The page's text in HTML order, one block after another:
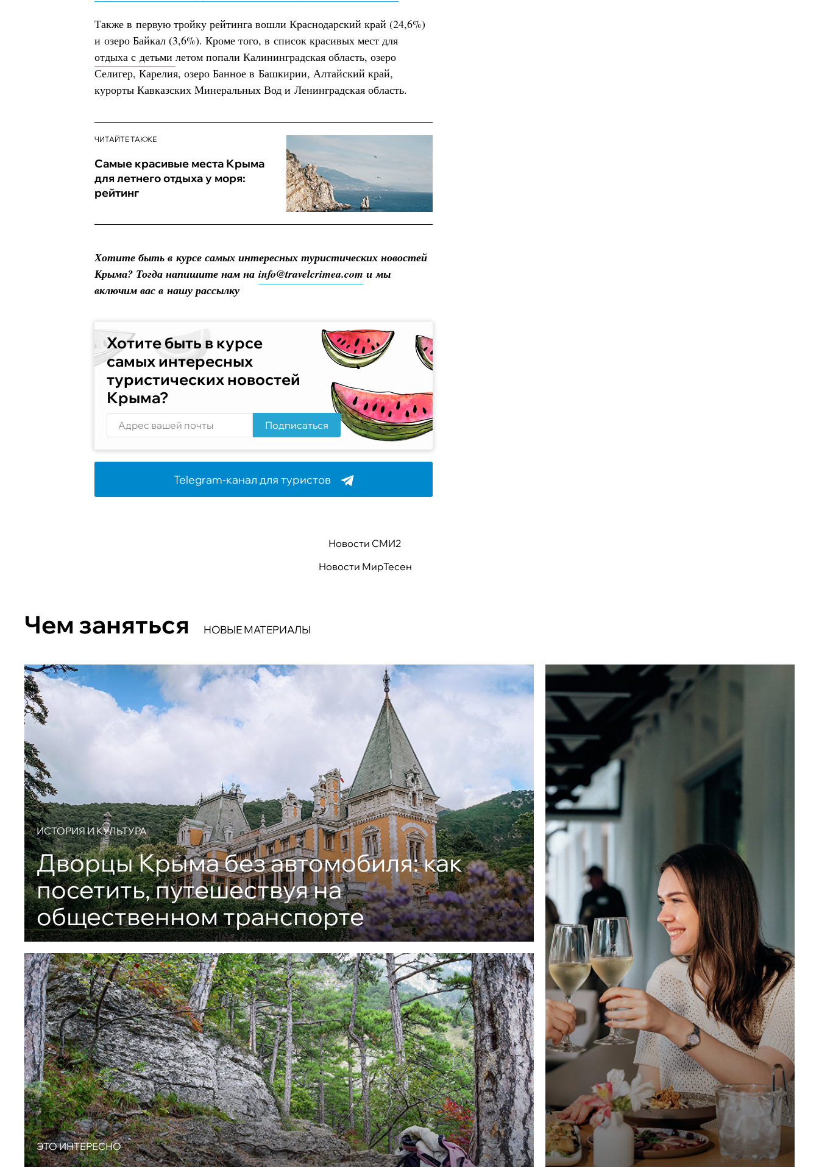
Также в первую тройку рейтинга вошли Краснодарский край (24,6%)
и озеро Байкал (3,6%). Кроме того, в список красивых мест для
отдыха с детьми летом попали Калининградская область, озеро
Селигер, Карелия, озеро Банное в Башкирии, Алтайский край,
курорты Кавказских Минеральных Вод и Ленинградская область.
ЧИТАЙТЕ ТАКЖЕ
Самые красивые места Крыма
для летнего отдыха у моря:
рейтинг
Хотите быть в курсе самых интересных туристических новостей
Крыма? Тогда напишите нам на info@travelcrimea.com и мы
включим вас в нашу рассылку
Хотите быть в курсе
самых интересных
туристических новостей
Крыма?
Подписаться
Telegram-канал для туристов
Новости СМИ2
Новости МирТесен
Чем заняться НОВЫЕ МАТЕРИАЛЫ
ИСТОРИЯ И КУЛЬТУРА
Дворцы Крыма без автомобиля: как
посетить, путешествуя на
общественном транспорте
ЭТО ИНТЕРЕСНО